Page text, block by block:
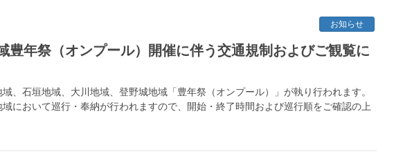
お知らせ
豊年祭（オンプール）開催に伴う交通規制およびご観覧に
、石垣地域、大川地域、登野城地域「豊年祭（オンプール）」が執り行われます。
において巡行・奉納が行われますので、開始・終了時間および巡行順をご確認の上